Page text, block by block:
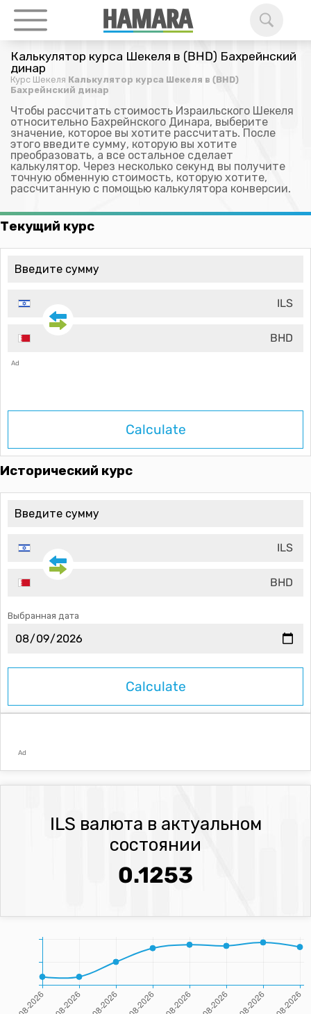
Калькулятор курса Шекеля в (BHD) Бахрейнский
динар
Курс Шекеля Калькулятор курса Шекеля в (BHD)
Бахрейнский динар
Чтобы рассчитать стоимость Израильского Шекеля
относительно Бахрейнского Динара, выберите
значение, которое вы хотите рассчитать. После
этого введите сумму, которую вы хотите
преобразовать, а все остальное сделает
калькулятор. Через несколько секунд вы получите
точную обменную стоимость, которую хотите,
рассчитанную с помощью калькулятора конверсии.
Текущий курс
ILS
BHD
Ad
Calculate
Исторический курс
ILS
BHD
Выбранная дата
Ad
ILS валюта в актуальном
состоянии
0.1253